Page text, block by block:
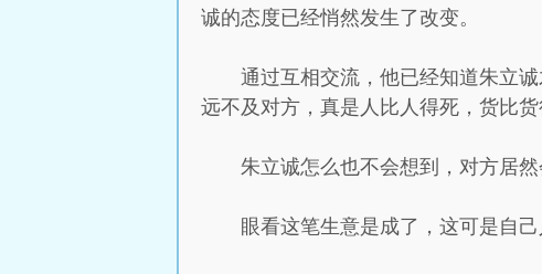
诚的态度已经悄然发生了改变。
通过互相交流，他已经知道朱立
远不及对方，真是人比人得死，货比货
朱立诚怎么也不会想到，对方居
眼看这笔生意是成了，这可是自